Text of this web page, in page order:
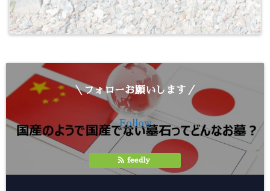
＼フォローお願いします／
Follow
feedly